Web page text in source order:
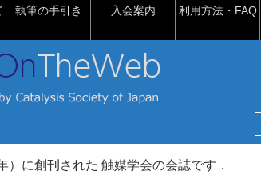
執筆の手引き 入会案内 利用方法・FAQ
）に創刊された 触媒学会の会誌です．